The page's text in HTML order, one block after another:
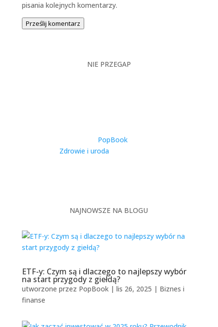
pisania kolejnych komentarzy.
Prześlij komentarz
NIE PRZEGAP
PopBook|
Zdrowie i uroda
NAJNOWSZE NA BLOGU
ETF-y: Czym są i dlaczego to najlepszy wybór
na start przygody z giełdą?
utworzone przez PopBook| lis 26, 2025 | Biznes i
finanse